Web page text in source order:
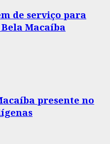
de serviço para
Macaíba
presente no